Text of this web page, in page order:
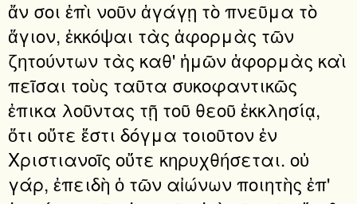
ἄν σοι ἐπὶ νοῦν ἀγάγῃ τὸ πνεῦμα τὸ
ἅγιον, ἐκκόψαι τὰς ἀφορμὰς τῶν
ζητούντων τὰς καθ' ἡμῶν ἀφορμὰς καὶ
πεῖσαι τοὺς ταῦτα συκοφαντικῶς
ἐπικα λοῦντας τῇ τοῦ θεοῦ ἐκκλησίᾳ,
ὅτι οὔτε ἔστι δόγμα τοιοῦτον ἐν
Χριστιανοῖς οὔτε κηρυχθήσεται. οὐ
γάρ, ἐπειδὴ ὁ τῶν αἰώνων ποιητὴς ἐπ'